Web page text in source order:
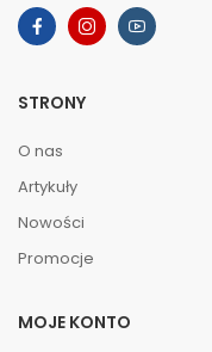
STRONY
O nas
Artykuły
Nowości
Promocje
MOJE KONTO